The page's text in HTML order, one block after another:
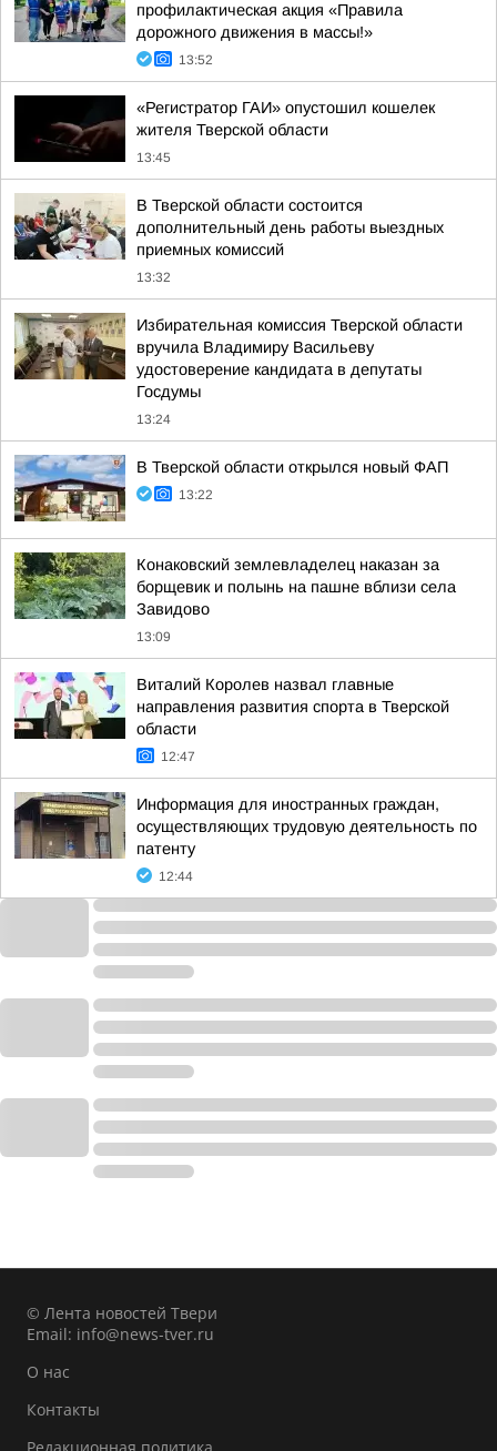
профилактическая акция «Правила
дорожного движения в массы!»
13:52
«Регистратор ГАИ» опустошил кошелек
жителя Тверской области
13:45
В Тверской области состоится
дополнительный день работы выездных
приемных комиссий
13:32
Избирательная комиссия Тверской области
вручила Владимиру Васильеву
удостоверение кандидата в депутаты
Госдумы
13:24
В Тверской области открылся новый ФАП
13:22
Конаковский землевладелец наказан за
борщевик и полынь на пашне вблизи села
Завидово
13:09
Виталий Королев назвал главные
направления развития спорта в Тверской
области
12:47
Информация для иностранных граждан,
осуществляющих трудовую деятельность по
патенту
12:44
© Лента новостей Твери
Email: info@news-tver.ru
О нас
Контакты